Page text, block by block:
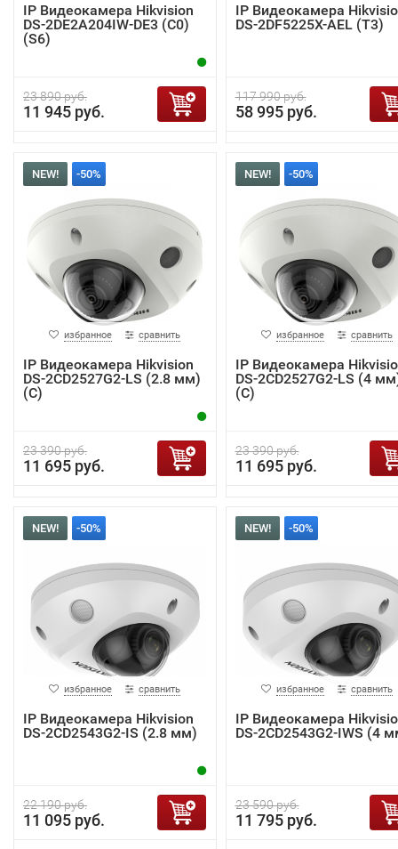
IP Видеокамера Hikvision
DS-2DE2A204IW-DE3 (C0)
(S6)
23 890 руб.
11 945 руб.
IP Видеокамера
DS-2DF5225X-AEL (T3)
117 990 руб.
58 995 руб.
NEW! -50%
избранное сравнить
IP Видеокамера Hikvision
DS-2CD2527G2-LS (2.8 мм)
(C)
23 390 руб.
11 695 руб.
NEW! -50%
избранное сравнить
IP Видеокамера
DS-2CD2527G2-LS (4
(C)
23 390 руб.
11 695 руб.
NEW! -50%
избранное сравнить
IP Видеокамера Hikvision
DS-2CD2543G2-IS (2.8 мм)
22 190 руб.
11 095 руб.
NEW! -50%
избранное сравнить
IP Видеокамера
DS-2CD2543G2-IWS (4
23 590 руб.
11 795 руб.